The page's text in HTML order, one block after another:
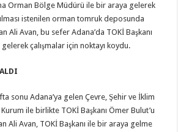
Orman Bölge Müdürü ile bir araya gelerek
istenilen orman tomruk deposunda
Ali Avan, bu sefer Adana’da TOKİ Başkanı
çalışmalar için noktayı koydu.
sonu Adana’ya gelen Çevre, Şehir ve İklim
ile birlikte TOKİ Başkanı Ömer Bulut’u
Ali Avan, TOKİ Başkanı ile bir araya gelme